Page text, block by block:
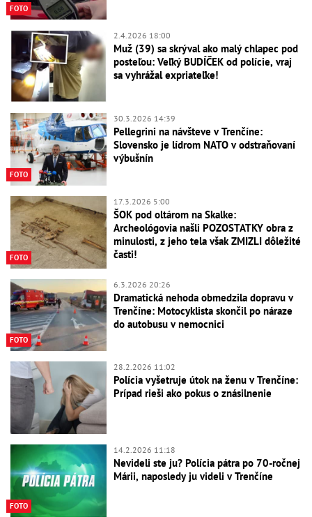
FOTO
2.4.2026 18:00
Muž (39) sa skrýval ako malý chlapec pod
posteľou: Veľký BUDÍČEK od polície, vraj
sa vyhrážal expriateľke!
FOTO
30.3.2026 14:39
Pellegrini na návšteve v Trenčíne:
Slovensko je lídrom NATO v odstraňovaní
výbušnín
FOTO
17.3.2026 5:00
ŠOK pod oltárom na Skalke:
Archeológovia našli POZOSTATKY obra z
minulosti, z jeho tela však ZMIZLI dôležité
časti!
FOTO
6.3.2026 20:26
Dramatická nehoda obmedzila dopravu v
Trenčíne: Motocyklista skončil po náraze
do autobusu v nemocnici
28.2.2026 11:02
Polícia vyšetruje útok na ženu v Trenčíne:
Prípad rieši ako pokus o znásilnenie
FOTO
14.2.2026 11:18
Nevideli ste ju? Polícia pátra po 70-ročnej
Márii, naposledy ju videli v Trenčíne